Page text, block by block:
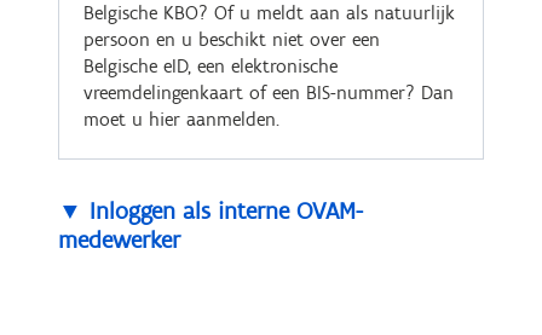
Belgische KBO? Of u meldt aan als natuurlijk
persoon en u beschikt niet over een
Belgische eID, een elektronische
vreemdelingenkaart of een BIS-nummer? Dan
moet u hier aanmelden.
▼ Inloggen als interne OVAM-
medewerker